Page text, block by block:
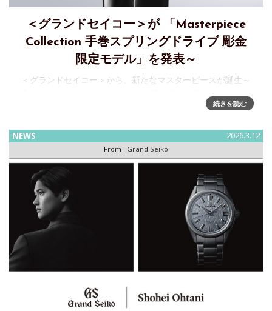
＜グランドセイコー＞が 「Masterpiece
Collection 手巻スプリングドライブ 彫金
限定モデル」を発表～
＜グランドセイコー＞から、新たなマスターピースが誕生～
神秘的な情景セイコーウオッチ株式会社は、マスターピース
写し取った限定モデ
続きを読む
NEWS 2026.3.12
From : Grand Seiko